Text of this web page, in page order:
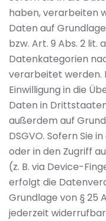
haben, verarbeiten
Daten auf Grundlage
bzw. Art. 9 Abs. 2 lit.
Datenkategorien
verarbeitet werden.
Einwilligung in die
Daten in
außerdem auf
DSGVO. Sofern Sie
oder in den Zugriff
(z. B. via Device-
erfolgt die
Grundlage von § 25
jederzeit